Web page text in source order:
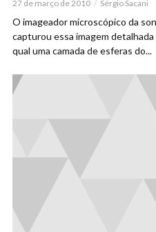
27 de março de 2010 Sérgio Sacani
O imageador microscópico da
capturou essa imagem detalhada
qual uma camada de esferas do...